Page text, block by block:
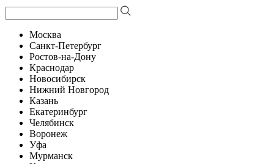
Москва
Санкт-Петербург
Ростов-на-Дону
Краснодар
Новосибирск
Нижний Новгород
Казань
Екатеринбург
Челябинск
Воронеж
Уфа
Мурманск